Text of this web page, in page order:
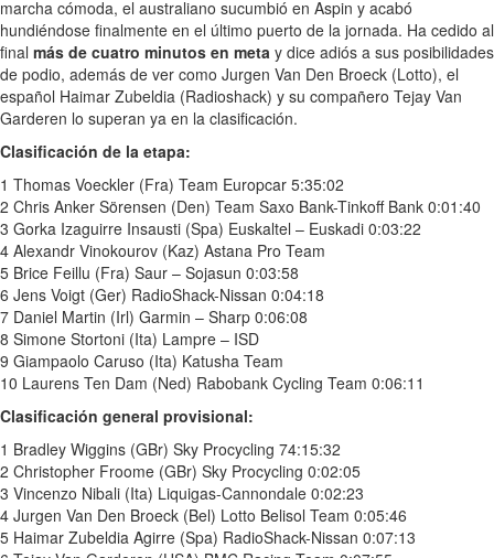
marcha cómoda, el australiano sucumbió en Aspin y acabó
hundiéndose finalmente en el último puerto de la jornada. Ha cedido al
final más de cuatro minutos en meta y dice adiós a sus posibilidades
de podio, además de ver como Jurgen Van Den Broeck (Lotto), el
español Haimar Zubeldia (Radioshack) y su compañero Tejay Van
Garderen lo superan ya en la clasificación.
Clasificación de la etapa:
1 Thomas Voeckler (Fra) Team Europcar 5:35:02
2 Chris Anker Sörensen (Den) Team Saxo Bank-Tinkoff Bank 0:01:40
3 Gorka Izaguirre Insausti (Spa) Euskaltel – Euskadi 0:03:22
4 Alexandr Vinokourov (Kaz) Astana Pro Team
5 Brice Feillu (Fra) Saur – Sojasun 0:03:58
6 Jens Voigt (Ger) RadioShack-Nissan 0:04:18
7 Daniel Martin (Irl) Garmin – Sharp 0:06:08
8 Simone Stortoni (Ita) Lampre – ISD
9 Giampaolo Caruso (Ita) Katusha Team
10 Laurens Ten Dam (Ned) Rabobank Cycling Team 0:06:11
Clasificación general provisional:
1 Bradley Wiggins (GBr) Sky Procycling 74:15:32
2 Christopher Froome (GBr) Sky Procycling 0:02:05
3 Vincenzo Nibali (Ita) Liquigas-Cannondale 0:02:23
4 Jurgen Van Den Broeck (Bel) Lotto Belisol Team 0:05:46
5 Haimar Zubeldia Agirre (Spa) RadioShack-Nissan 0:07:13